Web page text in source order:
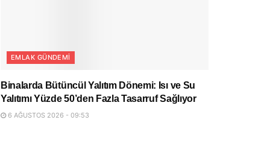
EMLAK GÜNDEMI
Binalarda Bütüncül Yalıtım Dönemi: Isı ve Su
Yalıtımı Yüzde 50’den Fazla Tasarruf Sağlıyor
6 AĞUSTOS 2026 - 09:53